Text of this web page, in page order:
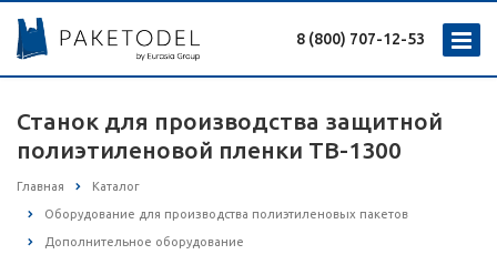
8 (800) 707-12-53
Станок для производства защитной
полиэтиленовой пленки TB-1300
Главная Каталог
Оборудование для производства полиэтиленовых пакетов
Дополнительное оборудование